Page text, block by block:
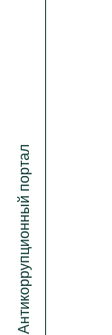
Антикоррупционный портал